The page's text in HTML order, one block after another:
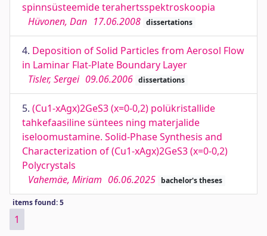
spinnsüsteemide terahertsspektroskoopia
Hüvonen, Dan 17.06.2008 dissertations
4. Deposition of Solid Particles from Aerosol Flow
in Laminar Flat-Plate Boundary Layer
Tisler, Sergei 09.06.2006 dissertations
5. (Cu1-xAgx)2GeS3 (x=0-0,2) polükristallide
tahkefaasiline süntees ning materjalide
iseloomustamine. Solid-Phase Synthesis and
Characterization of (Cu1-xAgx)2GeS3 (x=0-0,2)
Polycrystals
Vahemäe, Miriam 06.06.2025 bachelor's theses
items found: 5
1